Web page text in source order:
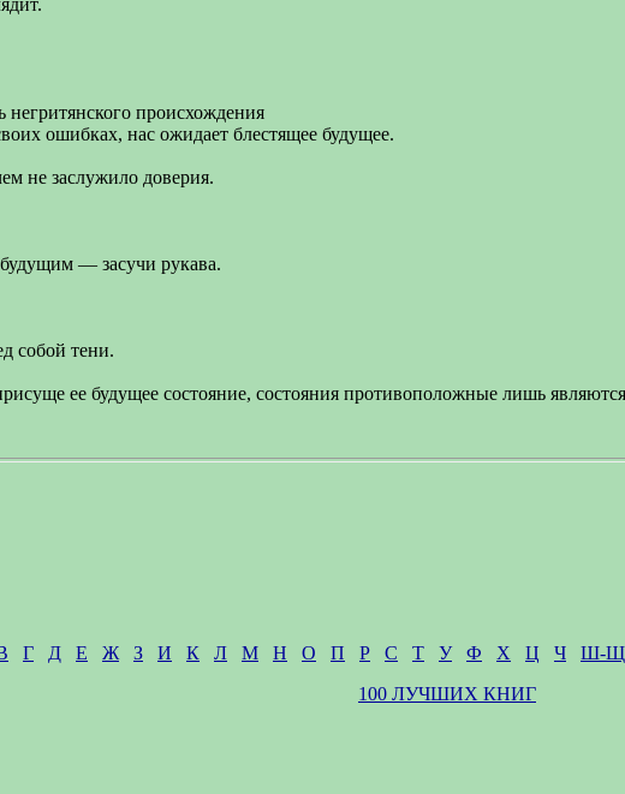
происхождения
ошибках, нас ожидает блестящее будущее.
не заслужило доверия.
— засучи рукава.
собой тени.
ее будущее состояние, состояния противоположные лишь
Г Д Е Ж З И К Л М Н О П Р С Т У Ф Х Ц Ч Ш-Щ
100 ЛУЧШИХ КНИГ